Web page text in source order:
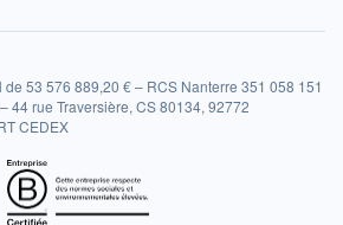
53 576 889,20 € – RCS Nanterre 351 058 151
44 rue Traversière, CS 80134, 92772
CEDEX